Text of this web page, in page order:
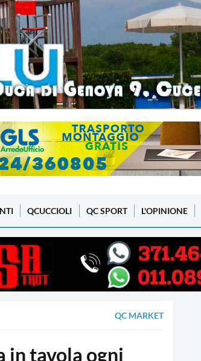
QCUCCIOLI QC SPORT L'OPINIONE
QC MARKET
in tavola ogni